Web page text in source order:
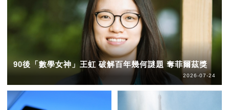
90後「數學女神」王虹 破解百年幾何謎題 奪菲爾茲獎
2026-07-24